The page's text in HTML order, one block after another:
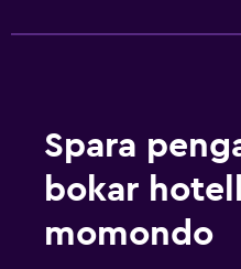
Spara
bokar
momondo